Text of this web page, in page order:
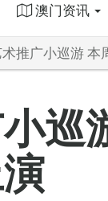
澳门资讯
推广小巡游 本
巡